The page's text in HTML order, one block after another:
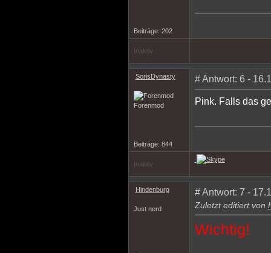
Beiträge: 202
Inaktiv
SorisDynasty
Forenmod
Beiträge: 844
# Antwort: 6 -
Pink. Falls das
Inaktiv
Hindenburg
Just nerd
# Antwort: 7 -
Zuletzt editiert von
Wichtig!